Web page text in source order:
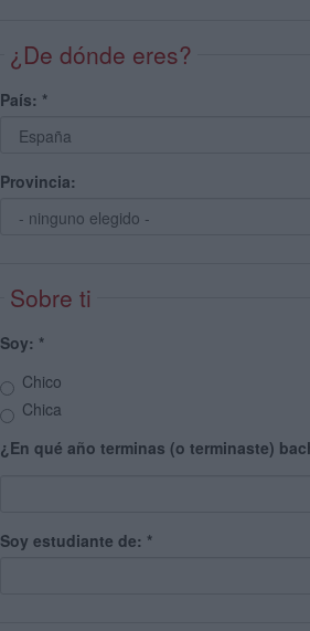
¿De dónde eres?
País: *
Provincia:
Sobre ti
Soy: *
Chico
Chica
¿En qué año terminas (o terminaste)
Soy estudiante de: *